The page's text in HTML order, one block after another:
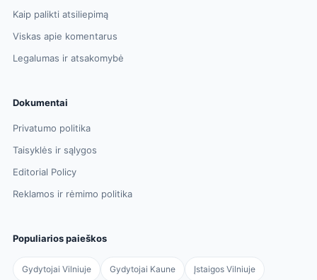
Kaip palikti atsiliepimą
Viskas apie komentarus
Legalumas ir atsakomybė
Dokumentai
Privatumo politika
Taisyklės ir sąlygos
Editorial Policy
Reklamos ir rėmimo politika
Populiarios paieškos
Gydytojai Vilniuje Gydytojai Kaune Įstaigos Vilniuje